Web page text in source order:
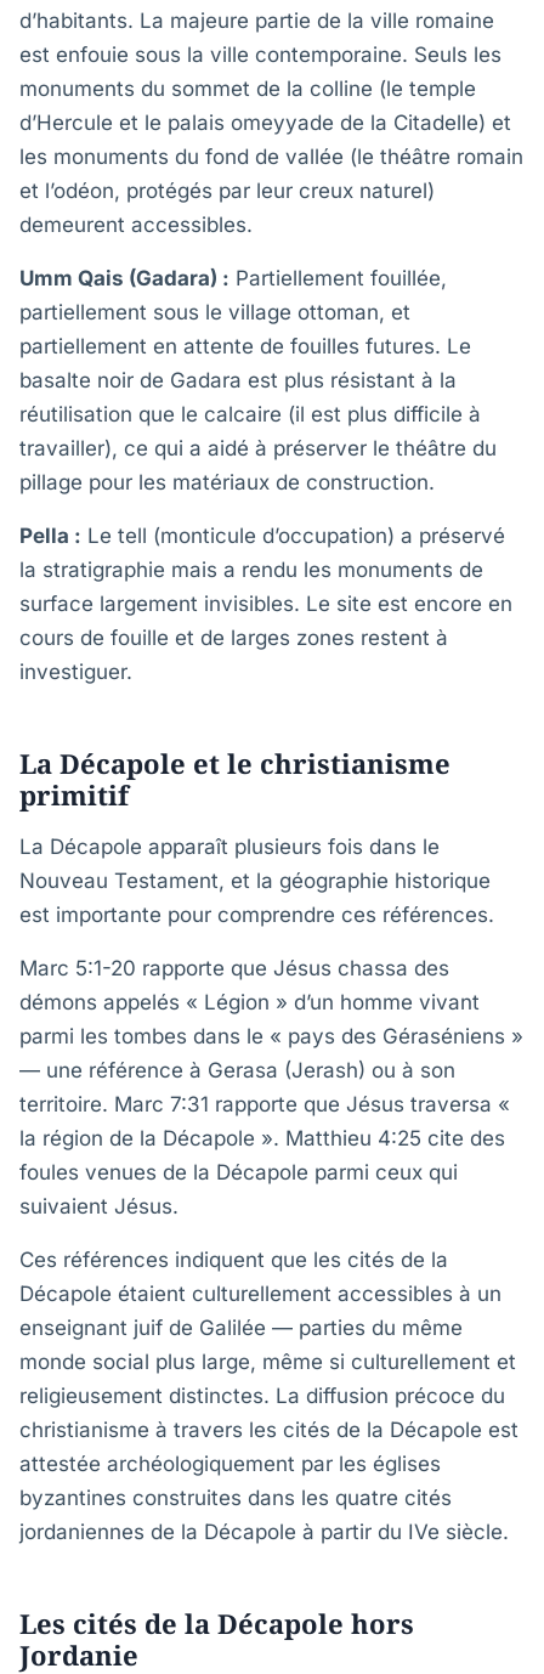
d’habitants. La majeure partie de la ville romaine
est enfouie sous la ville contemporaine. Seuls les
monuments du sommet de la colline (le temple
d’Hercule et le palais omeyyade de la Citadelle) et
les monuments du fond de vallée (le théâtre romain
et l’odéon, protégés par leur creux naturel)
demeurent accessibles.
Umm Qais (Gadara) : Partiellement fouillée,
partiellement sous le village ottoman, et
partiellement en attente de fouilles futures. Le
basalte noir de Gadara est plus résistant à la
réutilisation que le calcaire (il est plus difficile à
travailler), ce qui a aidé à préserver le théâtre du
pillage pour les matériaux de construction.
Pella : Le tell (monticule d’occupation) a préservé
la stratigraphie mais a rendu les monuments de
surface largement invisibles. Le site est encore en
cours de fouille et de larges zones restent à
investiguer.
La Décapole et le christianisme
primitif
La Décapole apparaît plusieurs fois dans le
Nouveau Testament, et la géographie historique
est importante pour comprendre ces références.
Marc 5:1-20 rapporte que Jésus chassa des
démons appelés « Légion » d’un homme vivant
parmi les tombes dans le « pays des Géraséniens »
— une référence à Gerasa (Jerash) ou à son
territoire. Marc 7:31 rapporte que Jésus traversa «
la région de la Décapole ». Matthieu 4:25 cite des
foules venues de la Décapole parmi ceux qui
suivaient Jésus.
Ces références indiquent que les cités de la
Décapole étaient culturellement accessibles à un
enseignant juif de Galilée — parties du même
monde social plus large, même si culturellement et
religieusement distinctes. La diffusion précoce du
christianisme à travers les cités de la Décapole est
attestée archéologiquement par les églises
byzantines construites dans les quatre cités
jordaniennes de la Décapole à partir du IVe siècle.
Les cités de la Décapole hors
Jordanie